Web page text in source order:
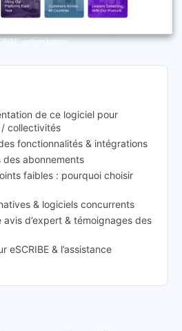
présentation
de ce logiciel pour
collectivités
fonctionnalités & intégrations
des abonnements
faibles : pourquoi choisir
& logiciels concurrents
avis d’expert & témoignages des
eSCRIBE & l’assistance